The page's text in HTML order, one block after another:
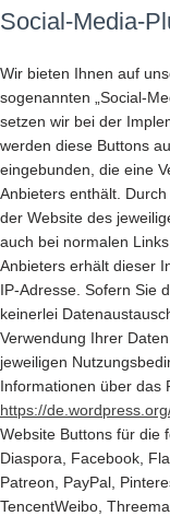
Social-Media-
Wir bieten Ihnen auf
sogenannten „Social-
setzen wir bei der
werden diese Buttons
eingebunden, die eine
Anbieters enthält.
der Website des
auch bei normalen
Anbieters erhält dieser
IP-Adresse. Sofern Sie
keinerlei
Verwendung Ihrer
jeweiligen
Informationen über das
https://
Website Buttons für die
Diaspora, Facebook,
Patreon, PayPal,
TencentWeibo,